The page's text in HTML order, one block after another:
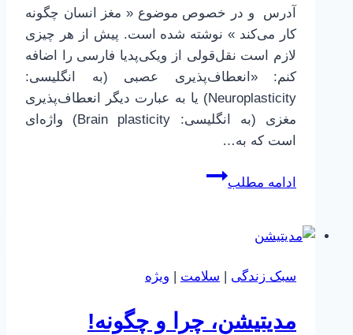
آدرس و در خصوص موضوع « مغز انسان چگونه
کار می‌کند » نوشته شده است. پیش از هر چیزی
لازم است نقل‌قولی از ویکی‌پدیا فارسی را اضافه
کنم: «انعطاف‌پذیری عصبی (به انگلیسی:
Neuroplasticity) یا به عبارت دیگر انعطاف‌پذیری
مغزی (به انگلیسی: Brain plasticity) واژه‌ای
است که به…
ادامه مطلب
بعد
مغز
مغز
سبک زندگی | سلامت | ویژه
مدیتیشن، چرا و چگونه!